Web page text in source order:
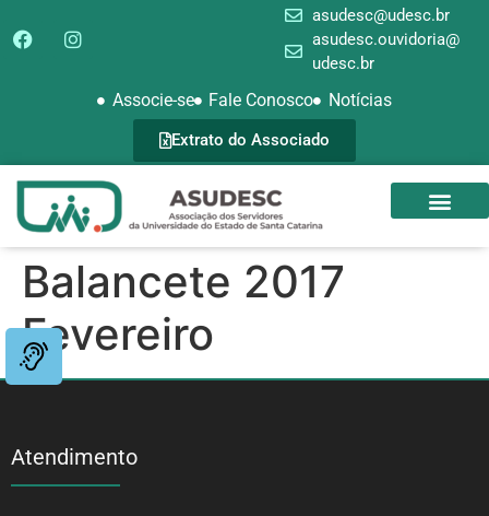
asudesc@udesc.br
asudesc.ouvidoria@
udesc.br
Associe-se Fale Conosco Notícias
Extrato do Associado
Balancete 2017
Fevereiro
Atendimento